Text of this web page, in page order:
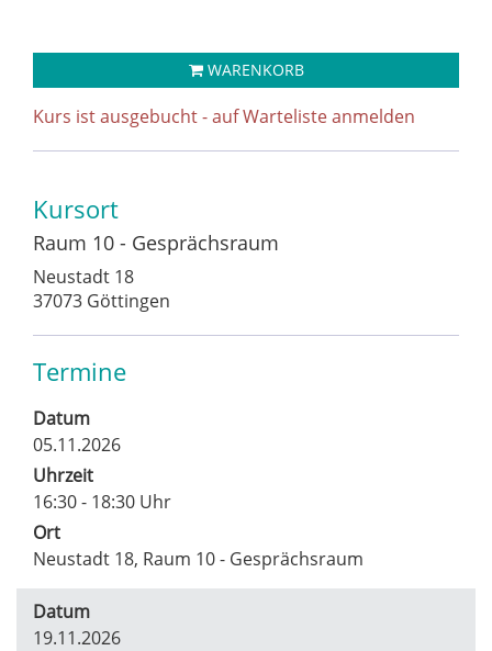
WARENKORB
Kurs ist ausgebucht - auf Warteliste anmelden
Kursort
Raum 10 - Gesprächsraum
Neustadt 18
37073 Göttingen
Termine
Datum
05.11.2026
Uhrzeit
16:30 - 18:30 Uhr
Ort
Neustadt 18, Raum 10 - Gesprächsraum
Datum
19.11.2026